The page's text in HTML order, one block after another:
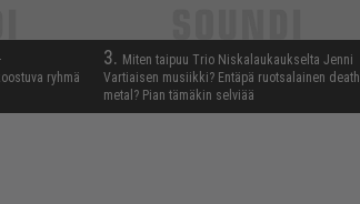
ryhmä
3. Miten taipuu Trio Niskalaukaukselta Jenni
Vartiaisen musiikki? Entäpä ruotsalainen death
metal? Pian tämäkin selviää